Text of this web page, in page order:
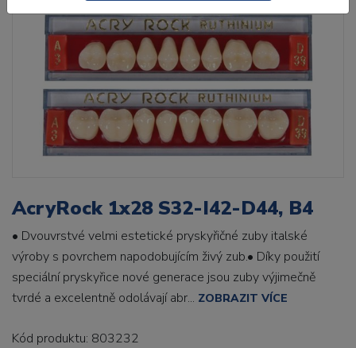
AcryRock 1x28 S32-I42-D44, B4
• Dvouvrstvé velmi estetické pryskyřičné zuby italské
výroby s povrchem napodobujícím živý zub.• Díky použití
speciální pryskyřice nové generace jsou zuby výjimečně
tvrdé a excelentně odolávají abr... ZOBRAZIT VÍCE
Kód produktu: 803232